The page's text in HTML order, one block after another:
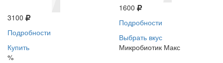
3100
Подробности
Купить
%
1600
Подробности
Выбрать вкус
Микробиотик Макс